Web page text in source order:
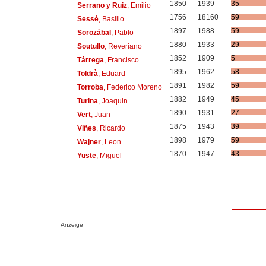
Serrano y Ruiz, Emilio 1850 1939
35
Sessé, Basilio 1756 18160
59
Sorozábal, Pablo 1897 1988
59
Soutullo, Reveriano 1880 1933
29
Tárrega , Francisco 1852 1909
5
Toldrà , Eduard 1895 1962
58
Torroba , Federico Moreno 1891 1982
59
Turina , Joaquin 1882 1949
45
Vert, Juan 1890 1931
27
Viñes , Ricardo 1875 1943
39
Wajner, Leon 1898 1979
59
Yuste, Miguel 1870 1947 43
Anzeige